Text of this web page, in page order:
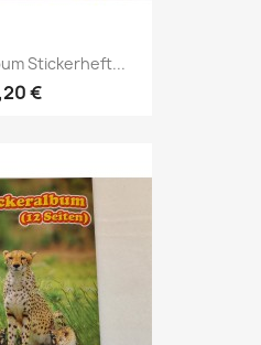
Stickerheft...
€